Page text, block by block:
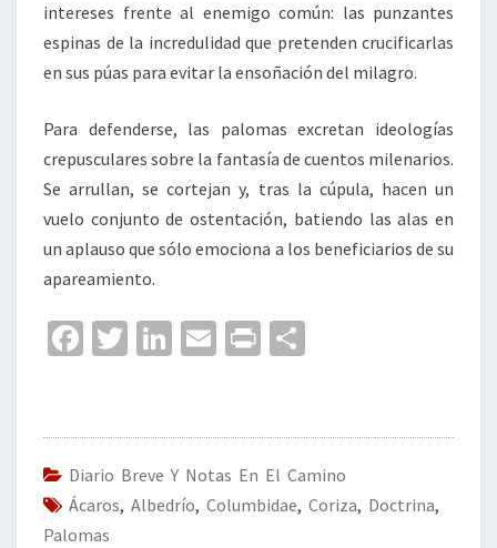
intereses frente al enemigo común: las punzantes
espinas de la incredulidad que pretenden crucificarlas
en sus púas para evitar la ensoñación del milagro.
Para defenderse, las palomas excretan ideologías
crepusculares sobre la fantasía de cuentos milenarios.
Se arrullan, se cortejan y, tras la cúpula, hacen un
vuelo conjunto de ostentación, batiendo las alas en
un aplauso que sólo emociona a los beneficiarios de su
apareamiento.
Fa
o
o
k
T
er
Li
dI
n
E
l
Pr
p
ar
tir
Diario Breve Y Notas En El Camino
Ácaros, Albedrío, Columbidae, Coriza, Doctrina,
Palomas